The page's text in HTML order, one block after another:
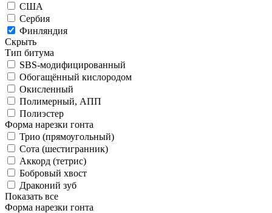
США
Сербия
Финляндия
Скрыть
Тип битума
SBS-модифицированный
Обогащённый кислородом
Окисленный
Полимерный, АПП
Полиэстер
Форма нарезки гонта
Трио (прямоугольный)
Сота (шестигранник)
Аккорд (тетрис)
Бобровый хвост
Драконий зуб
Показать все
Форма нарезки гонта